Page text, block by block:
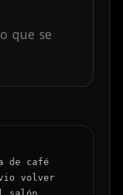
que se
de café
volver